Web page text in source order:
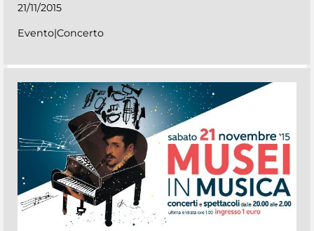
21/11/2015
Evento|Concerto